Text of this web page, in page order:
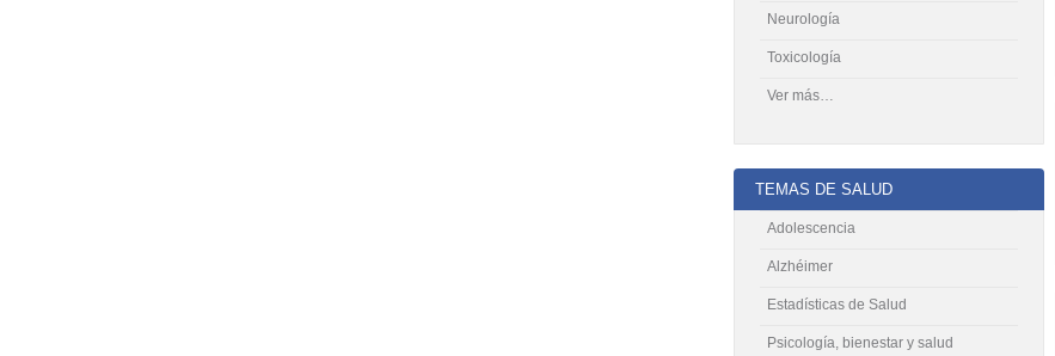
Neurología
Toxicología
Ver más…
TEMAS DE SALUD
Adolescencia
Alzhéimer
Estadísticas de Salud
Psicología, bienestar y salud